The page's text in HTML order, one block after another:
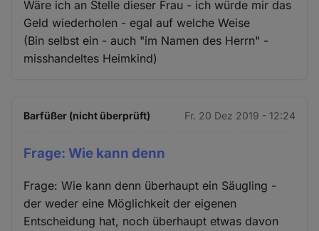
Wäre ich an Stelle dieser Frau - ich würde mir das
Geld wiederholen - egal auf welche Weise
(Bin selbst ein - auch "im Namen des Herrn" -
misshandeltes Heimkind)
Barfüßer (nicht überprüft) Fr. 20 Dez 2019 - 12:24
Frage: Wie kann denn
Frage: Wie kann denn überhaupt ein Säugling -
der weder eine Möglichkeit der eigenen
Entscheidung hat, noch überhaupt etwas davon